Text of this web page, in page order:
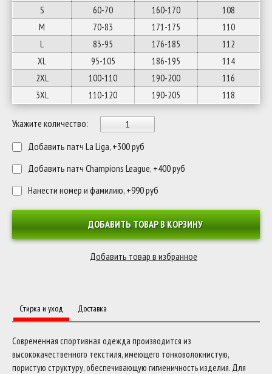
S
60-70 160-170
108
M
70-83 171-175
110
L
83-95 176-185
112
XL
95-105 186-195
114
2XL
100-110 190-200
116
3XL
110-120 190-205 118
Укажите количество:
Добавить патч La Liga, +300 руб
Добавить патч Champions League, +400 руб
Нанести номер и фамилию, +990 руб
ДОБАВИТЬ ТОВАР В КОРЗИНУ
Стирка и уход Доставка
Современная спортивная одежда производится из
высококачественного текстиля, имеющего тонковолокнистую,
пористую структуру, обеспечивающую гигиеничность изделия. Для